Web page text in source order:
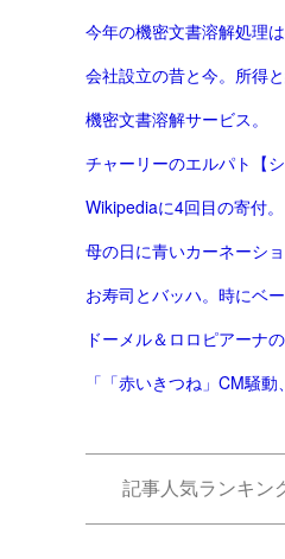
今年の機密文書溶解処理は
会社設立の昔と今。所得と
機密文書溶解サービス。
チャーリーのエルパト【
Wikipediaに4回目の寄付。
母の日に青いカーネーシ
お寿司とバッハ。時にベー
ドーメル＆ロロピアーナ
「「赤いきつね」CM騒
記事人気ランキン